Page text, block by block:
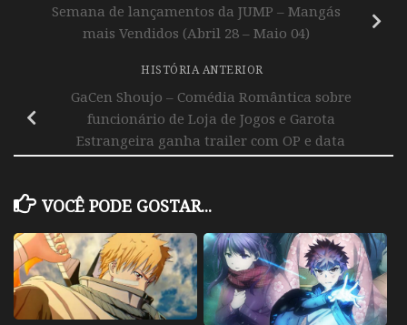
Semana de lançamentos da JUMP – Mangás
mais Vendidos (Abril 28 – Maio 04)
HISTÓRIA ANTERIOR
GaCen Shoujo – Comédia Romântica sobre
funcionário de Loja de Jogos e Garota
Estrangeira ganha trailer com OP e data
VOCÊ PODE GOSTAR...